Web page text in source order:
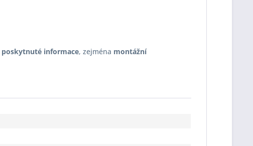
poskytnuté informace, zejména montážní